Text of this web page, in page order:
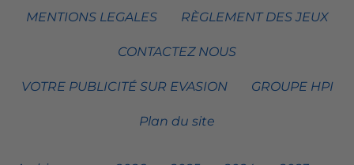
MENTIONS LEGALES RÈGLEMENT DES JEUX
CONTACTEZ NOUS
VOTRE PUBLICITÉ SUR EVASION GROUPE HPI
Plan du site